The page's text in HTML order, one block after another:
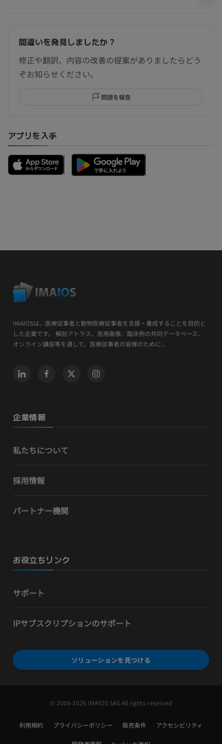
間違いを発見しましたか？
修正や翻訳、内容の改善の提案がありましたらどう
ぞお知らせください。
問題を報告
アプリを入手
IMAIOSは、医療従事者と動物医療従事者を支援・養成することを目的と
した企業です。 解剖アトラス、医用画像、臨床例の共同データベース、
オンライン講座等を通して、医療従事者の皆様のために...
企業情報
私たちについて
採用情報
パートナー機関
お役立ちリンク
サポート
IPサブスクリプションのサポート
ソリューションを見つける
© 2008-2026 IMAIOS SAS All rights reserved
利用規約 プライバシーポリシー 販売条件 アクセシビリティ